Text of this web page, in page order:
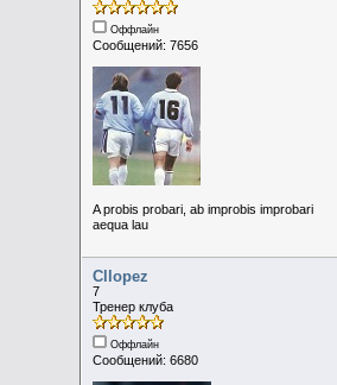
Оффлайн
Сообщений: 7656
A probis probari, ab improbis improbari
aequa lau
Cllopez
7
Тренер клуба
Оффлайн
Сообщений: 6680